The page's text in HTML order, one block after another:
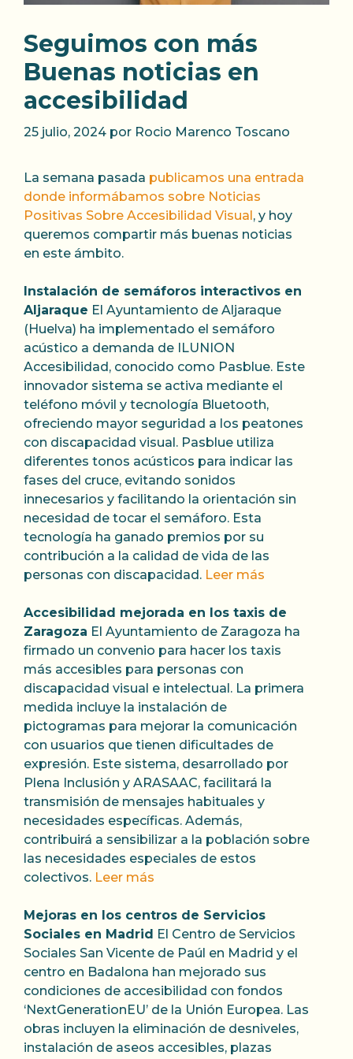
Seguimos con más
Buenas noticias en
accesibilidad
25 julio, 2024 por Rocio Marenco Toscano
La semana pasada publicamos una entrada
donde informábamos sobre Noticias
Positivas Sobre Accesibilidad Visual , y hoy
queremos compartir más buenas noticias
en este ámbito.
Instalación de semáforos interactivos en
Aljaraque El Ayuntamiento de Aljaraque
(Huelva) ha implementado el semáforo
acústico a demanda de ILUNION
Accesibilidad, conocido como Pasblue. Este
innovador sistema se activa mediante el
teléfono móvil y tecnología Bluetooth,
ofreciendo mayor seguridad a los peatones
con discapacidad visual. Pasblue utiliza
diferentes tonos acústicos para indicar las
fases del cruce, evitando sonidos
innecesarios y facilitando la orientación sin
necesidad de tocar el semáforo. Esta
tecnología ha ganado premios por su
contribución a la calidad de vida de las
personas con discapacidad. Leer más
Accesibilidad mejorada en los taxis de
Zaragoza El Ayuntamiento de Zaragoza ha
firmado un convenio para hacer los taxis
más accesibles para personas con
discapacidad visual e intelectual. La primera
medida incluye la instalación de
pictogramas para mejorar la comunicación
con usuarios que tienen dificultades de
expresión. Este sistema, desarrollado por
Plena Inclusión y ARASAAC, facilitará la
transmisión de mensajes habituales y
necesidades específicas. Además,
contribuirá a sensibilizar a la población sobre
las necesidades especiales de estos
colectivos. Leer más
Mejoras en los centros de Servicios
Sociales en Madrid El Centro de Servicios
Sociales San Vicente de Paúl en Madrid y el
centro en Badalona han mejorado sus
condiciones de accesibilidad con fondos
‘NextGenerationEU’ de la Unión Europea. Las
obras incluyen la eliminación de desniveles,
instalación de aseos accesibles, plazas